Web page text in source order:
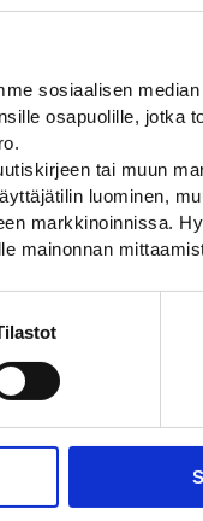
sosiaalisen
osapuolille, jotka
tai muun
luominen,
markkinoinnissa.
mainonnan